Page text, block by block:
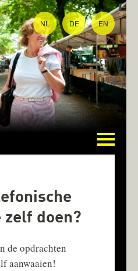
NL DE EN
doen
Claire
doen?
de opdrachten
aanwaaien!